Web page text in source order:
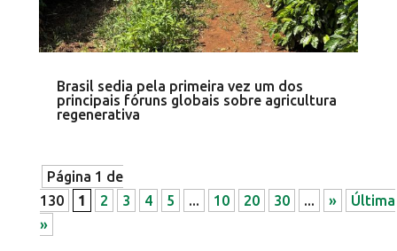
Brasil sedia pela primeira vez um dos
principais fóruns globais sobre agricultura
regenerativa
Página 1 de
130
1 2 3 4 5 ... 10 20 30 ... »
Última
»